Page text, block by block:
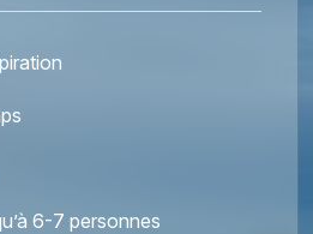
6-7 personnes